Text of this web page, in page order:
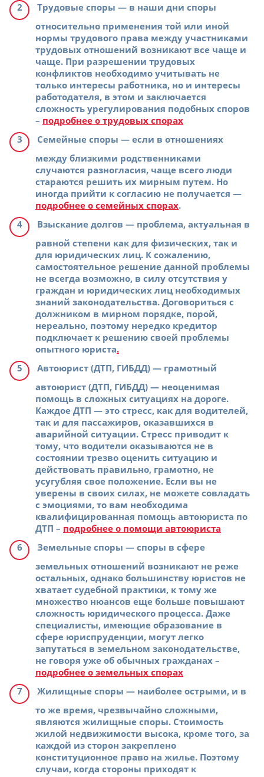
Трудовые споры — в наши дни споры
относительно применения той или иной
нормы трудового права между участниками
трудовых отношений возникают все чаще и
чаще. При разрешении трудовых
конфликтов необходимо учитывать не
только интересы работника, но и интересы
работодателя, в этом и заключается
сложность урегулирования подобных споров
– подробнее о трудовых спорах
Семейные споры — если в отношениях
между близкими родственниками
случаются разногласия, чаще всего люди
стараются решить их мирным путем. Но
иногда прийти к согласию не получается —
подробнее о семейных спорах.
Взыскание долгов — проблема, актуальная в
равной степени как для физических, так и
для юридических лиц. К сожалению,
самостоятельное решение данной проблемы
не всегда возможно, в силу отсутствия у
граждан и юридических лиц необходимых
знаний законодательства. Договориться с
должником в мирном порядке, порой,
нереально, поэтому нередко кредитор
подключает к решению своей проблемы
опытного юриста.
Автоюрист (ДТП, ГИБДД) — грамотный
автоюрист (ДТП, ГИБДД) — неоценимая
помощь в сложных ситуациях на дороге.
Каждое ДТП — это стресс, как для водителей,
так и для пассажиров, оказавшихся в
аварийной ситуации. Стресс приводит к
тому, что водители оказываются не в
состоянии трезво оценить ситуацию и
действовать правильно, грамотно, не
усугубляя свое положение. Если вы не
уверены в своих силах, не можете совладать
с эмоциями, то вам необходима
квалифицированная помощь автоюриста по
ДТП – подробнее о помощи автоюриста
Земельные споры — споры в сфере
земельных отношений возникают не реже
остальных, однако большинству юристов не
хватает судебной практики, к тому же
множество нюансов еще больше повышают
сложность юридического процесса. Даже
специалисты, имеющие образование в
сфере юриспруденции, могут легко
запутаться в земельном законодательстве,
не говоря уже об обычных гражданах –
подробнее о земельных спорах
Жилищные споры — наиболее острыми, и в
то же время, чрезвычайно сложными,
являются жилищные споры. Стоимость
жилой недвижимости высока, кроме того, за
каждой из сторон закреплено
конституционное право на жилье. Поэтому
случаи, когда стороны приходят к